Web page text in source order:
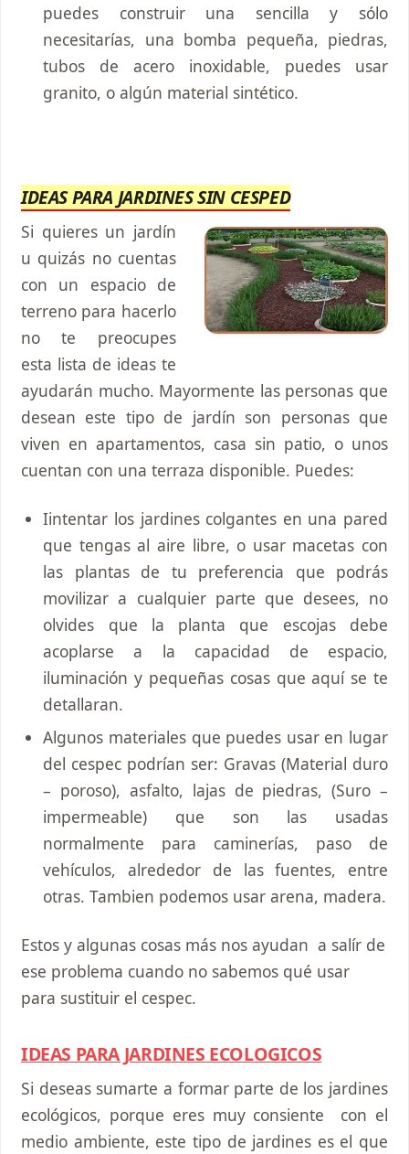
puedes construir una sencilla y sólo
necesitarías, una bomba pequeña, piedras,
tubos de acero inoxidable, puedes usar
granito, o algún material sintético.
IDEAS PARA JARDINES SIN CESPED
Si quieres un jardín
u quizás no cuentas
con un espacio de
terreno para hacerlo
no te preocupes
esta lista de ideas te
ayudarán mucho. Mayormente las personas que
desean este tipo de jardín son personas que
viven en apartamentos, casa sin patio, o unos
cuentan con una terraza disponible. Puedes:
Iintentar los jardines colgantes en una pared
que tengas al aire libre, o usar macetas con
las plantas de tu preferencia que podrás
movilizar a cualquier parte que desees, no
olvides que la planta que escojas debe
acoplarse a la capacidad de espacio,
iluminación y pequeñas cosas que aquí se te
detallaran.
Algunos materiales que puedes usar en lugar
del cespec podrían ser: Gravas (Material duro
– poroso), asfalto, lajas de piedras, (Suro –
impermeable) que son las usadas
normalmente para caminerías, paso de
vehículos, alrededor de las fuentes, entre
otras. Tambien podemos usar arena, madera.
Estos y algunas cosas más nos ayudan a salír de
ese problema cuando no sabemos qué usar
para sustituir el cespec.
IDEAS PARA JARDINES ECOLOGICOS
Si deseas sumarte a formar parte de los jardines
ecológicos, porque eres muy consiente con el
medio ambiente, este tipo de jardines es el que